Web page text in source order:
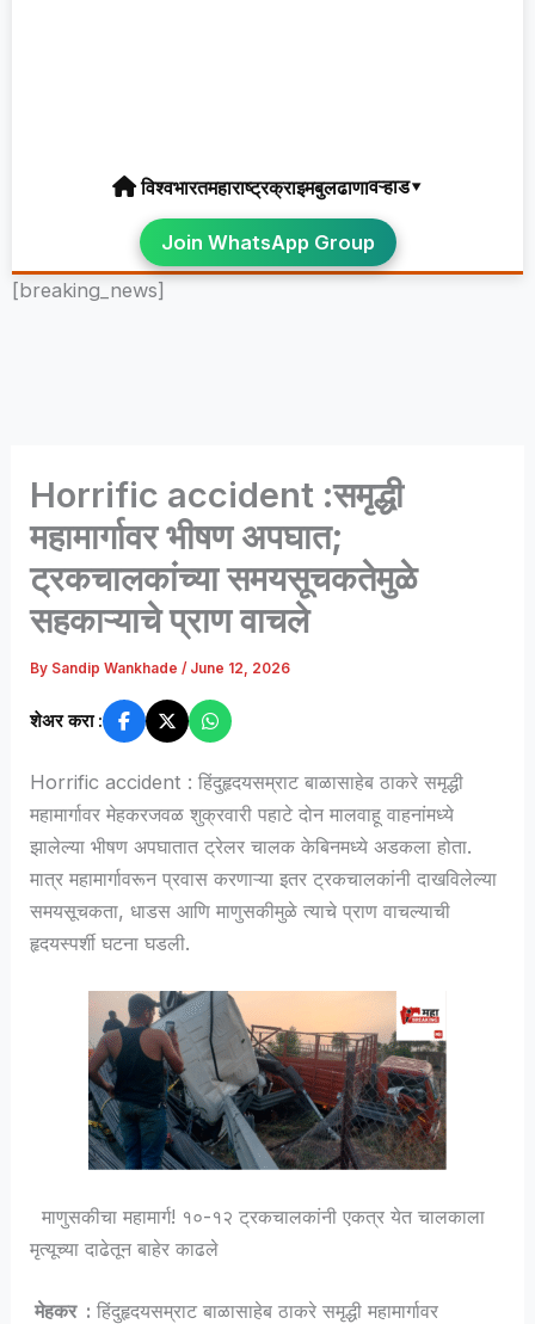
विश्वभारतमहाराष्ट्रक्राइमबुलढाणावऱ्हाड▾
Join WhatsApp Group
[breaking_news]
Horrific accident :समृद्धी
महामार्गावर भीषण अपघात;
ट्रकचालकांच्या समयसूचकतेमुळे
सहकाऱ्याचे प्राण वाचले
By Sandip Wankhade/ June 12, 2026
शेअर करा :
Horrific accident : हिंदुहृदयसम्राट बाळासाहेब ठाकरे समृद्धी
महामार्गावर मेहकरजवळ शुक्रवारी पहाटे दोन मालवाहू वाहनांमध्ये
झालेल्या भीषण अपघातात ट्रेलर चालक केबिनमध्ये अडकला होता.
मात्र महामार्गावरून प्रवास करणाऱ्या इतर ट्रकचालकांनी दाखविलेल्या
समयसूचकता, धाडस आणि माणुसकीमुळे त्याचे प्राण वाचल्याची
हृदयस्पर्शी घटना घडली.
माणुसकीचा महामार्ग! १०-१२ ट्रकचालकांनी एकत्र येत चालकाला
मृत्यूच्या दाढेतून बाहेर काढले
मेहकर : हिंदुहृदयसम्राट बाळासाहेब ठाकरे समृद्धी महामार्गावर